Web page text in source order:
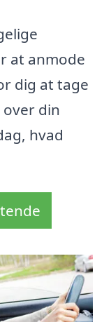
at anmode
dig at tage
din
hvad